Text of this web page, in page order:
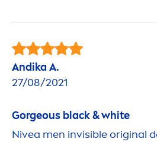
Andika A.
27/08/2021
Gorgeous black&white
Nivea men invisibleoriginal